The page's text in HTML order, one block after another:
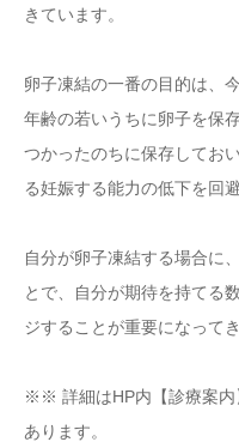
きています。
卵子凍結の一番の目的は、
年齢の若いうちに卵子を保
つかったのちに保存してお
る妊娠する能力の低下を回
自分が卵子凍結する場合に
とで、自分が期待を持てる
ジすることが重要になってき
※※ 詳細はHP内【診療案
あります。